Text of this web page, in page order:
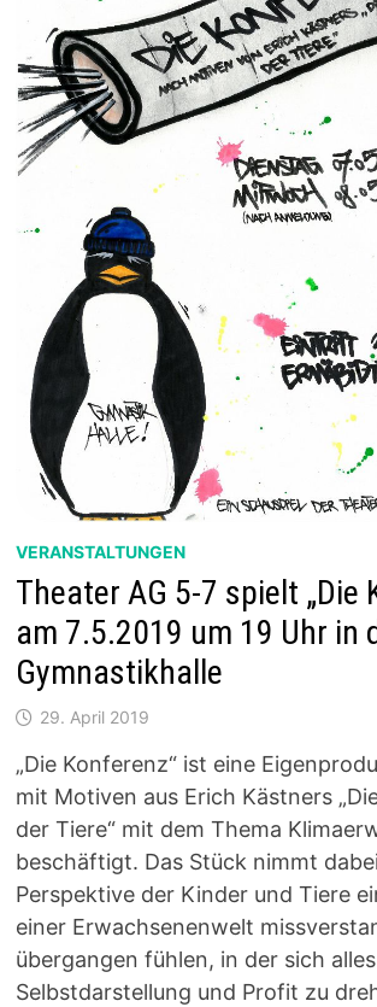
VERANSTALTUNGEN
Theater AG 5-7 spielt „Die
am 7.5.2019 um 19 Uhr in
Gymnastikhalle
29. April 2019
„Die Konferenz“ ist eine
mit Motiven aus Erich Kästners
der Tiere“ mit dem Thema
beschäftigt. Das Stück nimmt
Perspektive der Kinder und Tiere
einer Erwachsenenwelt
übergangen fühlen, in der sich
Selbstdarstellung und Profit zu